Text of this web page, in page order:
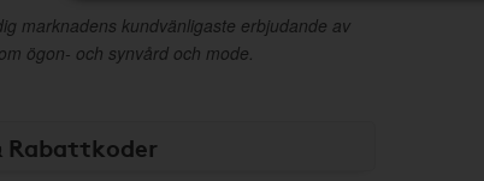
marknadens kundvänligaste erbjudande av
ögon- och synvård och mode.
Rabattkoder